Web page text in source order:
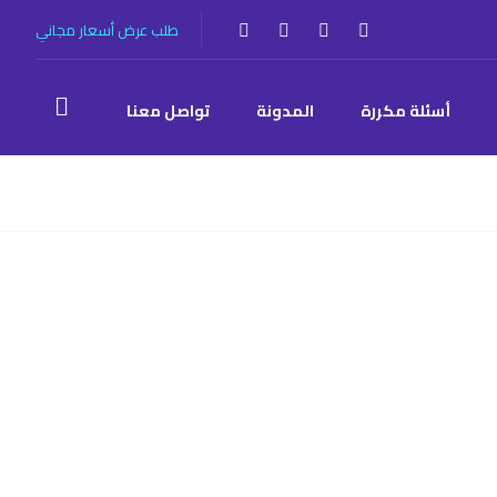
طلب عرض أسعار مجاني
أسئلة مكررة المدونة تواصل معنا